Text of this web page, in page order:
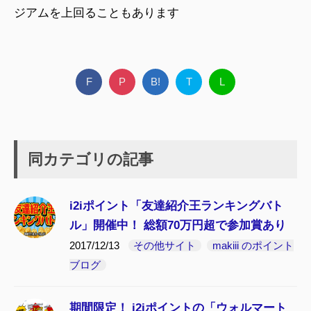
ジアムを上回ることもあります
F P B! T L
同カテゴリの記事
i2iポイント「友達紹介王ランキングバト
ル」開催中！ 総額70万円超で参加賞あり
2017/12/13 その他サイト
makiii のポイント
ブログ
期間限定！ i2iポイントの「ウォルマート